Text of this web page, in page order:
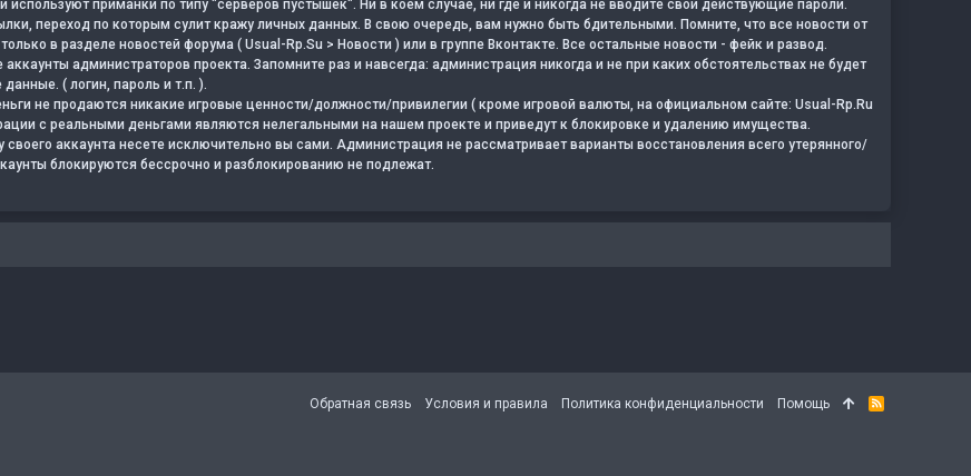
используют приманки по типу "серверов пустышек". Ни в коем случае, ни где и никогда не вводите свои действующие пароли.
переход по которым сулит кражу личных данных. В свою очередь, вам нужно быть бдительными. Помните, что все новости от
в разделе новостей форума ( Usual-Rp.Su > Новости ) или в группе Вконтакте. Все остальные новости - фейк и развод.
администраторов проекта. Запомните раз и навсегда: администрация никогда и не при каких обстоятельствах не будет
( логин, пароль и т.п. ).
не продаются никакие игровые ценности/должности/привилегии ( кроме игровой валюты, на официальном сайте: Usual-Rp.Ru
с реальными деньгами являются нелегальными на нашем проекте и приведут к блокировке и удалению имущества.
своего аккаунта несете исключительно вы сами. Администрация не рассматривает варианты восстановления всего утерянного/
блокируются бессрочно и разблокированию не подлежат.
почта
Обратная связь Условия и правила Политика конфиденциальности Помощь
R